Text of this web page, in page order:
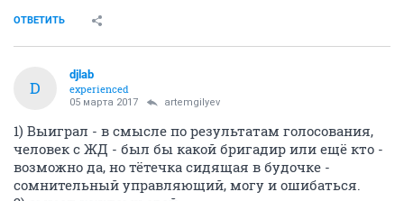
ОТВЕТИТЬ
D
djlab
experienced
05 марта 2017 artemgilyev
1) Выиграл - в смысле по результатам голосования,
человек с ЖД - был бы какой бригадир или ещё кто -
возможно да, но тётечка сидящая в будочке -
сомнительный управляющий, могу и ошибаться.